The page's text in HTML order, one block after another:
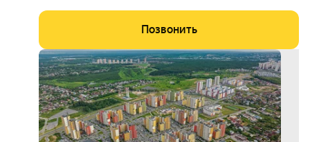
Позвонить